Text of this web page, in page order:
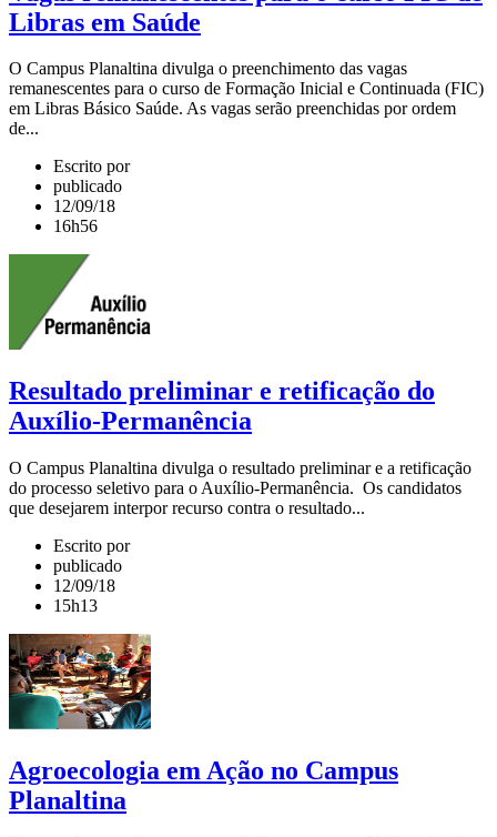
Libras em Saúde
O Campus Planaltina divulga o preenchimento das vagas
remanescentes para o curso de Formação Inicial e Continuada (FIC)
em Libras Básico Saúde. As vagas serão preenchidas por ordem
de...
Escrito por
publicado
12/09/18
16h56
Resultado preliminar e retificação do
Auxílio-Permanência
O Campus Planaltina divulga o resultado preliminar e a retificação
do processo seletivo para o Auxílio-Permanência. Os candidatos
que desejarem interpor recurso contra o resultado...
Escrito por
publicado
12/09/18
15h13
Agroecologia em Ação no Campus
Planaltina